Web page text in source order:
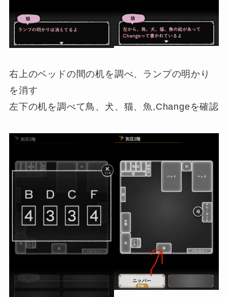
右上のベッドの間の机を調べ、ランプの明かり
を消す
左下の机を調べて鳥、犬、猫、魚,Changeを確認